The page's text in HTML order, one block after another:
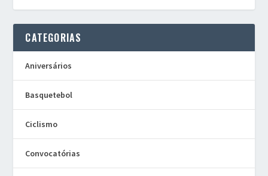
CATEGORIAS
Aniversários
Basquetebol
Ciclismo
Convocatórias